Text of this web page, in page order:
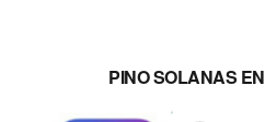
PINO SOLANAS EN